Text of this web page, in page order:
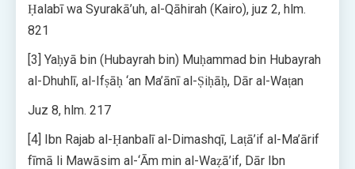
Ḥalabī wa Syurakā’uh, al-Qāhirah (Kairo), juz 2, hlm.
821
[3] Yaḥyā bin (Hubayrah bin) Muḥammad bin Hubayrah
al-Dhuhlī, al-Ifṣāḥ ‘an Ma’ānī al-Ṣiḥāḥ, Dār al-Waṭan
Juz 8, hlm. 217
[4] Ibn Rajab al-Ḥanbalī al-Dimashqī, Laṭā’if al-Ma’ārif
fīmā li Mawāsim al-‘Ām min al-Waẓā’if, Dār Ibn